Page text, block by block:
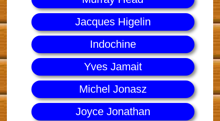
Jacques Higelin
Indochine
Yves Jamait
Michel Jonasz
Joyce Jonathan